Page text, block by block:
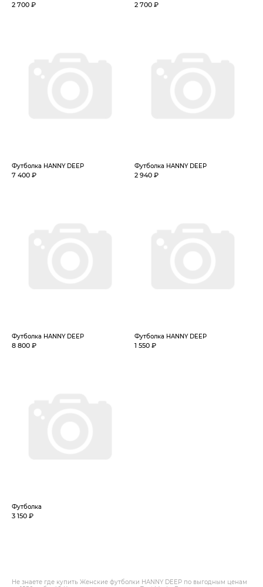
2 700 ₽ 2 700 ₽
Футболка HANNY DEEP
7 400 ₽
Футболка HANNY DEEP
2 940 ₽
Футболка HANNY DEEP
8 800 ₽
Футболка HANNY DEEP
1 550 ₽
Футболка
3 150 ₽
Не знаете где купить Женские футболки HANNY DEEP по выгодным ценам